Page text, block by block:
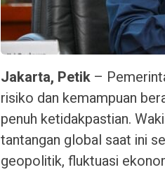
Jakarta, Petik –
risiko dan kemampuan
penuh ketidakpastian.
tantangan global saat ini
geopolitik, fluktuasi